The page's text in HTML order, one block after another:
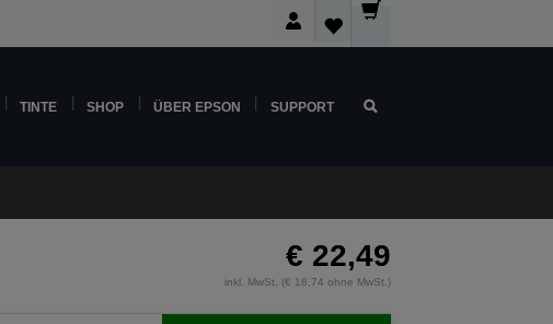
TINTE SHOP ÜBER EPSON SUPPORT
€ 22,49
inkl. MwSt. (€ 18,74 ohne MwSt.)